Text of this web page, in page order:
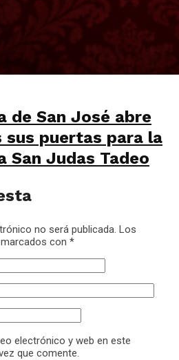
de San José abre
sus puertas para la
San Judas Tadeo
no será publicada. Los
con *
electrónico y web en este
que comente.